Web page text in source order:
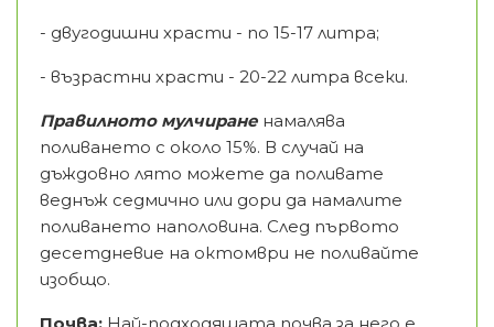
- двугодишни храсти - по 15-17 литра;
- възрастни храсти - 20-22 литра всеки.
Правилното мулчиране намалява
поливането с около 15%. В случай на
дъждовно лято можете да поливате
веднъж седмично или дори да намалите
поливането наполовина. След първото
десетдневие на октомври не поливайте
изобщо.